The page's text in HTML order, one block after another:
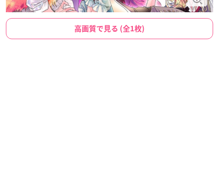
高画質で見る (全1枚)